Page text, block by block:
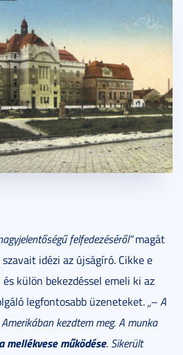
felfedezéséről”magát
idézi az újságíró. Cikke e
külön bekezdéssel emeli ki az
legfontosabb üzeneteket.„– A
kezdtem meg. A munka
mellékvese működése. Sikerült